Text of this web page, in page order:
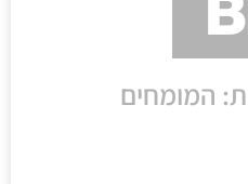
המומחים